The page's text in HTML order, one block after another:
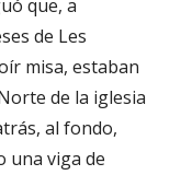
que, a
de Les
misa, estaban
de la iglesia
al fondo,
una viga de